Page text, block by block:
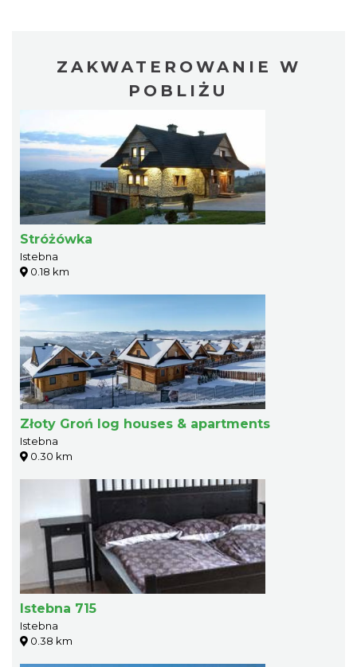
ZAKWATEROWANIE W
POBLIŻU
Stróżówka
Istebna
0.18 km
Złoty Groń log houses & apartments
Istebna
0.30 km
Istebna 715
Istebna
0.38 km